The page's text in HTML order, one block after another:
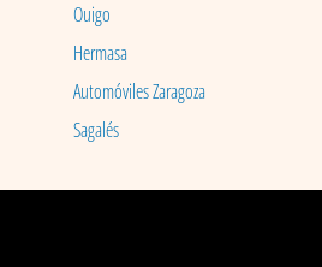
Ouigo
Hermasa
Automóviles Zaragoza
Sagalés